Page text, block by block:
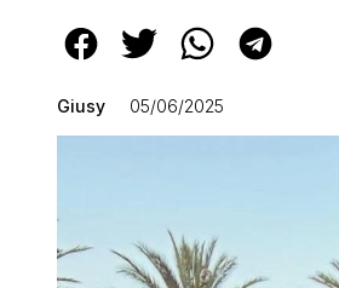
Giusy 05/06/2025